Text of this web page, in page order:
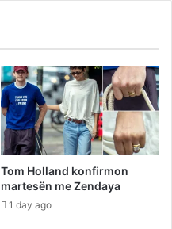
Tom Holland konfirmon
martesën me Zendaya
1 day ago